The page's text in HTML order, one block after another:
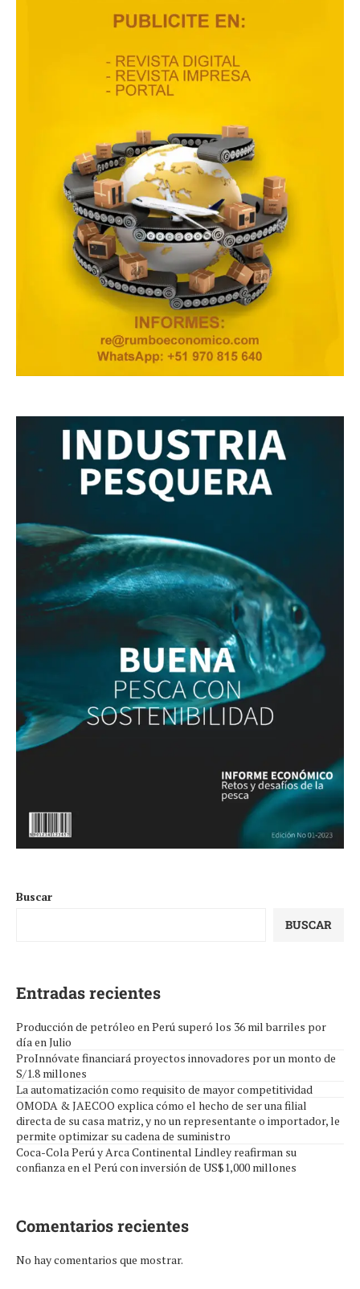
Buscar
BUSCAR
Entradas recientes
Producción de petróleo en Perú superó los 36 mil barriles por
día en Julio
ProInnóvate financiará proyectos innovadores por un monto de
S/1.8 millones
La automatización como requisito de mayor competitividad
OMODA & JAECOO explica cómo el hecho de ser una filial
directa de su casa matriz, y no un representante o importador, le
permite optimizar su cadena de suministro
Coca-Cola Perú y Arca Continental Lindley reafirman su
confianza en el Perú con inversión de US$1,000 millones
Comentarios recientes
No hay comentarios que mostrar.